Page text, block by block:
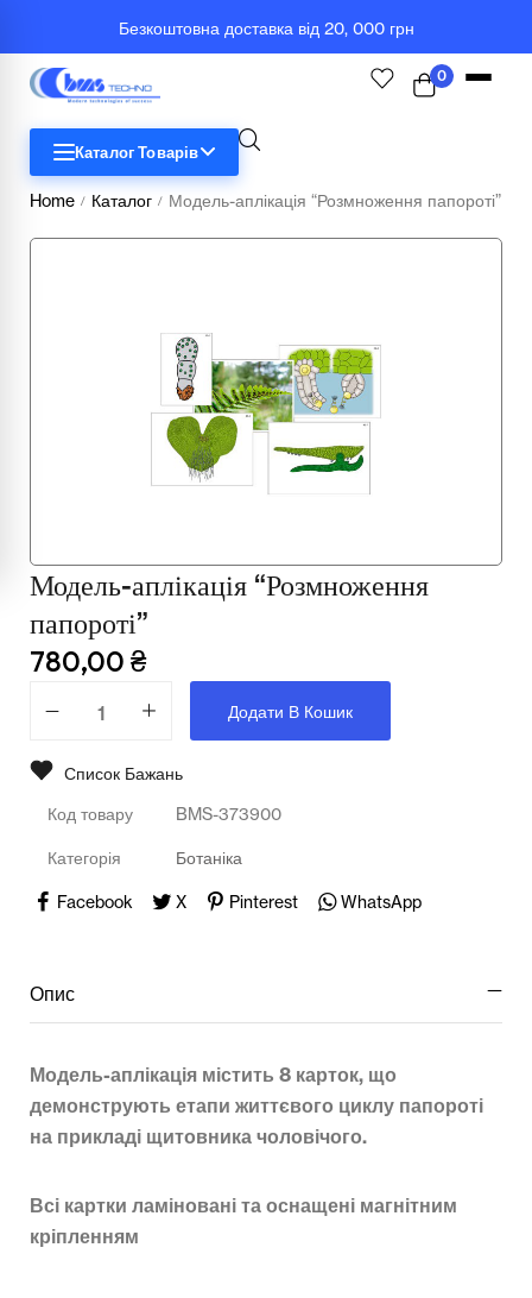
Безкоштовна доставка від 20, 000 грн
0
Каталог Товарів
Географія
Комп'ютерна техніка
Меблі
Освіта
Хімія
Всі товари
STEM
Home / Каталог / Модель-аплікація “Розмноження папороті”
Модель-аплікація “Розмноження
папороті”
780,00 ₴
Додати В Кошик
Список Бажань
Код товару BMS-373900
Категорія Ботаніка
Facebook X Pinterest WhatsApp
Опис
Модель-аплікація містить 8 карток, що
демонструють етапи життєвого циклу папороті
на прикладі щитовника чоловічого.
Всі картки ламіновані та оснащені магнітним
кріпленням